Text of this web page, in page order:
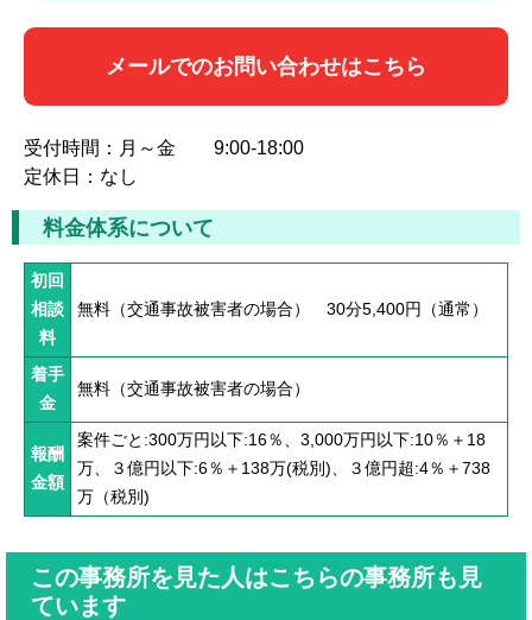
メールでのお問い合わせはこちら
受付時間：月～金 9:00-18:00
定休日：なし
料金体系について
初回
相談
料
無料（交通事故被害者の場合） 30分5,400円（通常）
着手
金
無料（交通事故被害者の場合）
報酬
金額
案件ごと:300万円以下:16％、3,000万円以下:10％＋18
万、３億円以下:6％＋138万(税別)、３億円超:4％＋738
万（税別)
この事務所を見た人はこちらの事務所も見
ています